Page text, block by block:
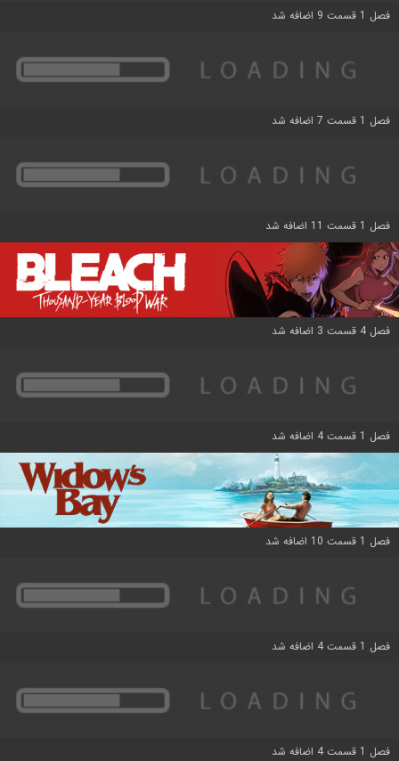
فصل 1 قسمت 9 اضافه شد
فصل 1 قسمت 7 اضافه شد
فصل 1 قسمت 11 اضافه شد
فصل 4 قسمت 3 اضافه شد
فصل 1 قسمت 4 اضافه شد
فصل 1 قسمت 10 اضافه شد
فصل 1 قسمت 4 اضافه شد
فصل 1 قسمت 4 اضافه شد